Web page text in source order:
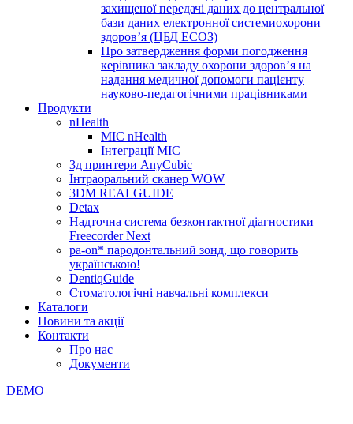
захищеної передачі даних до центральної
бази даних електронної системиохорони
здоров’я (ЦБД ЕСОЗ)
Про затвердження форми погодження
керівника закладу охорони здоров’я на
надання медичної допомоги пацієнту
науково-педагогічними працівниками
Продукти
nHealth
МІС nHealth
Інтеграції МІС
3д принтери AnyCubic
Інтраоральний сканер WOW
3DM REALGUIDE
Detax
Надточна система безконтактної діагностики
Freecorder Next
pa-on* пародонтальний зонд, що говорить
українською!
DentiqGuide
Стоматологічні навчальні комплекси
Каталоги
Новини та акції
Контакти
Про нас
Документи
DEMO